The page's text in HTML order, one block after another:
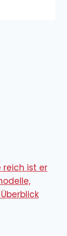
reich ist er